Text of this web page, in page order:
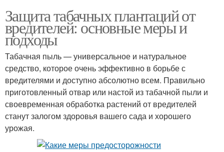
Защита табачных плантаций от
вредителей: основные меры и
подходы
Табачная пыль — универсальное и натуральное
средство, которое очень эффективно в борьбе с
вредителями и доступно абсолютно всем. Правильно
приготовленный отвар или настой из табачной пыли и
своевременная обработка растений от вредителей
станут залогом здоровья вашего сада и хорошего
урожая.